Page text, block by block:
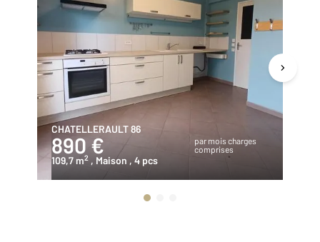
CHATELLERAULT 86
890 €
par mois charges
comprises
109,7 m2 , Maison , 4 pcs